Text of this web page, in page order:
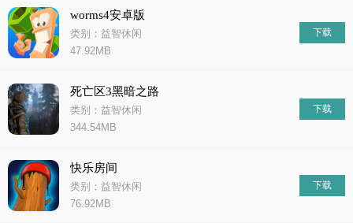
worms4安卓版
类别：益智休闲
47.92MB
下载
死亡区3黑暗之路
类别：益智休闲
344.54MB
下载
快乐房间
类别：益智休闲
76.92MB
下载